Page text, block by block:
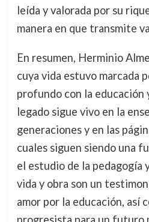
leída y valorada por su
manera en que transmite
En resumen, Herminio
cuya vida estuvo marcada
profundo con la educación
legado sigue vivo en la
generaciones y en las
cuales siguen siendo una
el estudio de la pedagogía
vida y obra son un
amor por la educación, así
progresista para un futuro